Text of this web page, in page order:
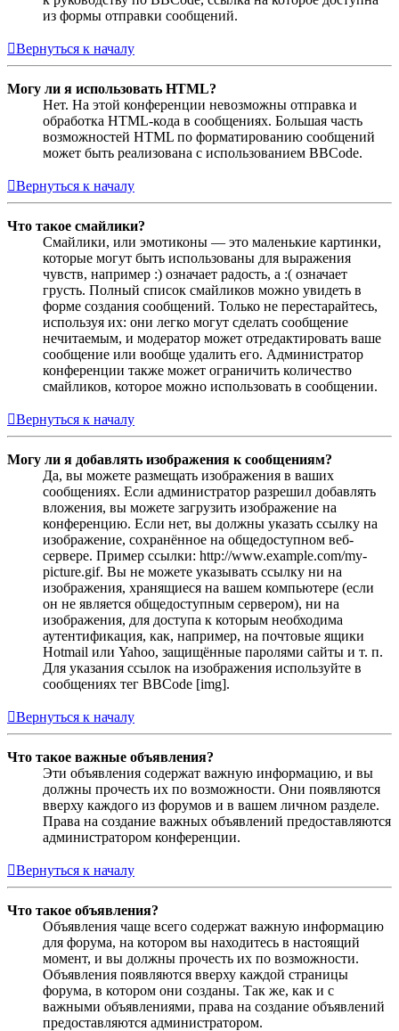
из формы отправки сообщений.
Вернуться к началу
Могу ли я использовать HTML?
Нет. На этой конференции невозможны отправка и
обработка HTML-кода в сообщениях. Большая часть
возможностей HTML по форматированию сообщений
может быть реализована с использованием BBCode.
Вернуться к началу
Что такое смайлики?
Смайлики, или эмотиконы — это маленькие картинки,
которые могут быть использованы для выражения
чувств, например :) означает радость, а :( означает
грусть. Полный список смайликов можно увидеть в
форме создания сообщений. Только не перестарайтесь,
используя их: они легко могут сделать сообщение
нечитаемым, и модератор может отредактировать ваше
сообщение или вообще удалить его. Администратор
конференции также может ограничить количество
смайликов, которое можно использовать в сообщении.
Вернуться к началу
Могу ли я добавлять изображения к сообщениям?
Да, вы можете размещать изображения в ваших
сообщениях. Если администратор разрешил добавлять
вложения, вы можете загрузить изображение на
конференцию. Если нет, вы должны указать ссылку на
изображение, сохранённое на общедоступном веб-
сервере. Пример ссылки: http://www.example.com/my-
picture.gif. Вы не можете указывать ссылку ни на
изображения, хранящиеся на вашем компьютере (если
он не является общедоступным сервером), ни на
изображения, для доступа к которым необходима
аутентификация, как, например, на почтовые ящики
Hotmail или Yahoo, защищённые паролями сайты и т. п.
Для указания ссылок на изображения используйте в
сообщениях тег BBCode [img].
Вернуться к началу
Что такое важные объявления?
Эти объявления содержат важную информацию, и вы
должны прочесть их по возможности. Они появляются
вверху каждого из форумов и в вашем личном разделе.
Права на создание важных объявлений предоставляются
администратором конференции.
Вернуться к началу
Что такое объявления?
Объявления чаще всего содержат важную информацию
для форума, на котором вы находитесь в настоящий
момент, и вы должны прочесть их по возможности.
Объявления появляются вверху каждой страницы
форума, в котором они созданы. Так же, как и с
важными объявлениями, права на создание объявлений
предоставляются администратором.